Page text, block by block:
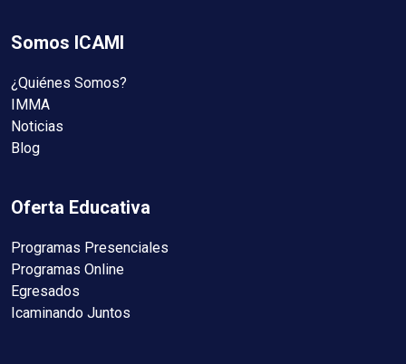
Somos ICAMI
¿Quiénes Somos?
IMMA
Noticias
Blog
Oferta Educativa
Programas Presenciales
Programas Online
Egresados
Icaminando Juntos